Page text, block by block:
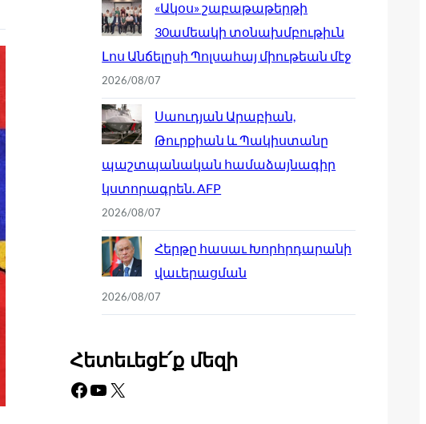
«Ակօս» շաբաթաթերթի
30ամեակի տօնախմբութիւն
Լոս Անճելըսի Պոլսահայ միութեան մէջ
2026/08/07
Սաուդյան Արաբիան,
Թուրքիան և Պակիստանը
պաշտպանական համաձայնագիր
կստորագրեն. AFP
2026/08/07
Հերթը հասաւ Խորհրդարանի
վաւերացման
2026/08/07
Հետեւեցէ՛ք մեզի
Facebook YouTube X